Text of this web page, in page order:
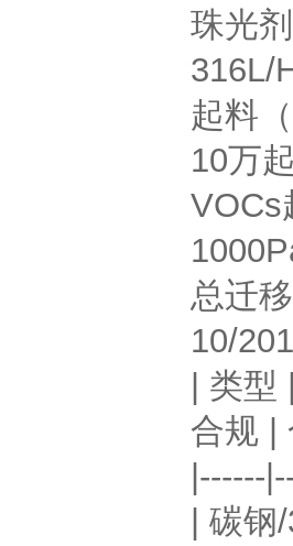
珠光
316L/
起料
10万
VOCs
总迁
10/
| 类
合规 |
|------
| 碳